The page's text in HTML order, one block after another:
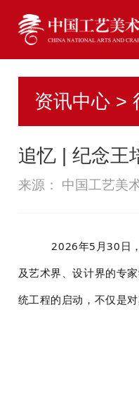
资讯中心 >
追忆 | 纪念王
来源： 中国工艺美
2026年5月30日
及艺术界、设计界的专
统工程的启动，不仅是